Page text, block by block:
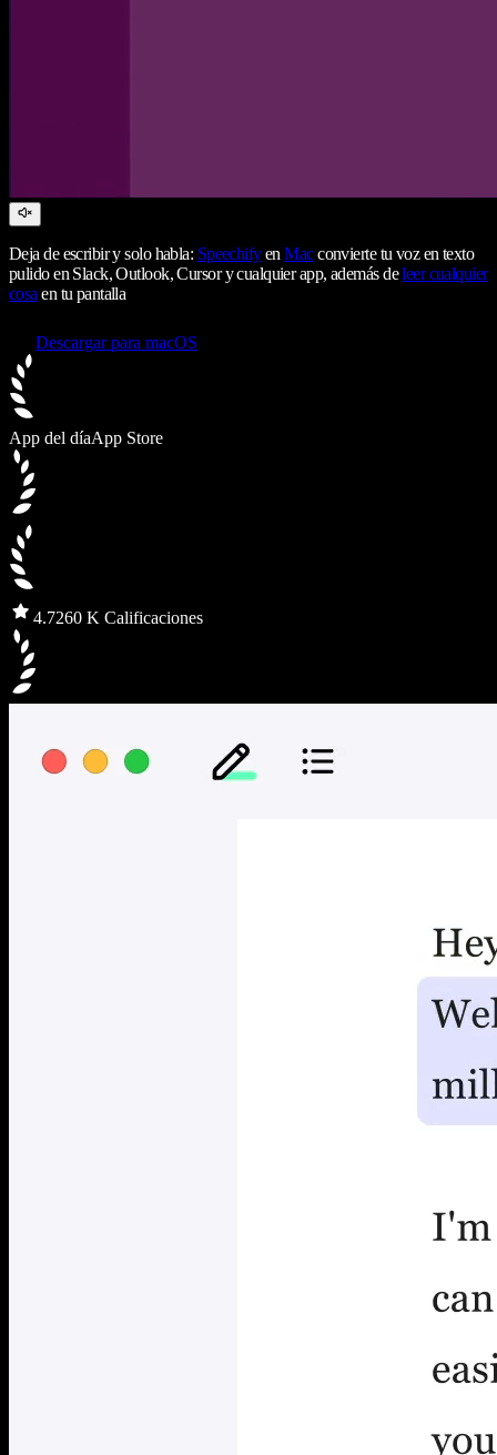
Deja de escribir y solo habla: SpeechifyenMacconvierte tu voz en texto
pulido en Slack, Outlook, Cursor y cualquier app, además deleer cualquier
cosa en tu pantalla
Descargar para macOS
App del díaApp Store
4.7260 K Calificaciones